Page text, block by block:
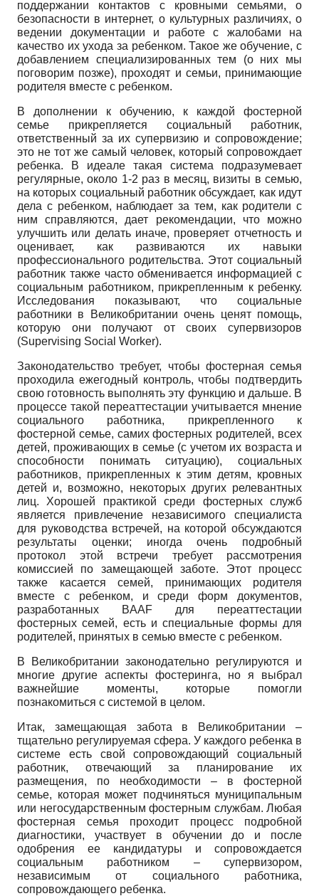
поддержании контактов с кровными семьями, о
безопасности в интернет, о культурных различиях, о
ведении документации и работе с жалобами на
качество их ухода за ребенком. Такое же обучение, с
добавлением специализированных тем (о них мы
поговорим позже), проходят и семьи, принимающие
родителя вместе с ребенком.
В дополнении к обучению, к каждой фостерной
семье прикрепляется социальный работник,
ответственный за их супервизию и сопровождение;
это не тот же самый человек, который сопровождает
ребенка. В идеале такая система подразумевает
регулярные, около 1-2 раз в месяц, визиты в семью,
на которых социальный работник обсуждает, как идут
дела с ребенком, наблюдает за тем, как родители с
ним справляются, дает рекомендации, что можно
улучшить или делать иначе, проверяет отчетность и
оценивает, как развиваются их навыки
профессионального родительства. Этот социальный
работник также часто обменивается информацией с
социальным работником, прикрепленным к ребенку.
Исследования показывают, что социальные
работники в Великобритании очень ценят помощь,
которую они получают от своих супервизоров
(Supervising Social Worker).
Законодательство требует, чтобы фостерная семья
проходила ежегодный контроль, чтобы подтвердить
свою готовность выполнять эту функцию и дальше. В
процессе такой переаттестации учитывается мнение
социального работника, прикрепленного к
фостерной семье, самих фостерных родителей, всех
детей, проживающих в семье (с учетом их возраста и
способности понимать ситуацию), социальных
работников, прикрепленных к этим детям, кровных
детей и, возможно, некоторых других релевантных
лиц. Хорошей практикой среди фостерных служб
является привлечение независимого специалиста
для руководства встречей, на которой обсуждаются
результаты оценки; иногда очень подробный
протокол этой встречи требует рассмотрения
комиссией по замещающей заботе. Этот процесс
также касается семей, принимающих родителя
вместе с ребенком, и среди форм документов,
разработанных BAAF для переаттестации
фостерных семей, есть и специальные формы для
родителей, принятых в семью вместе с ребенком.
В Великобритании законодательно регулируются и
многие другие аспекты фостеринга, но я выбрал
важнейшие моменты, которые помогли
познакомиться с системой в целом.
Итак, замещающая забота в Великобритании –
тщательно регулируемая сфера. У каждого ребенка в
системе есть свой сопровождающий социальный
работник, отвечающий за планирование их
размещения, по необходимости – в фостерной
семье, которая может подчиняться муниципальным
или негосударственным фостерным службам. Любая
фостерная семья проходит процесс подробной
диагностики, участвует в обучении до и после
одобрения ее кандидатуры и сопровождается
социальным работником – супервизором,
независимым от социального работника,
сопровождающего ребенка.